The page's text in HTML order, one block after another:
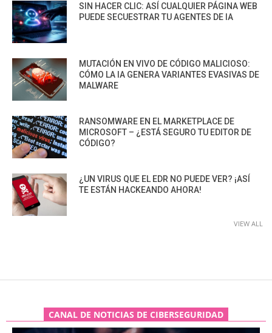
SIN HACER CLIC: ASÍ CUALQUIER PÁGINA WEB
PUEDE SECUESTRAR TU AGENTES DE IA
MUTACIÓN EN VIVO DE CÓDIGO MALICIOSO:
CÓMO LA IA GENERA VARIANTES EVASIVAS DE
MALWARE
RANSOMWARE EN EL MARKETPLACE DE
MICROSOFT – ¿ESTÁ SEGURO TU EDITOR DE
CÓDIGO?
¿UN VIRUS QUE EL EDR NO PUEDE VER? ¡ASÍ
TE ESTÁN HACKEANDO AHORA!
VIEW ALL
CANAL DE NOTICIAS DE CIBERSEGURIDAD